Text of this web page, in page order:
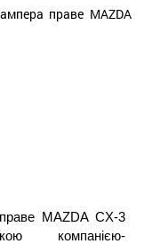
праве MAZDA
MAZDA CX-3
компанією-